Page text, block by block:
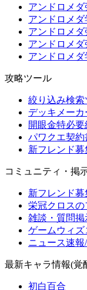
アンドロメ
アンドロメ
アンドロメ
アンドロメ
アンドロメ
攻略ツール
絞り込み検索
デッキメーカ
開眼金特必
パワクエ契
新フレンド募
コミュニティ・掲
新フレンド募
栄冠クロスの
雑談・質問掲
ゲームウィズ
ニュース速報
最新キャラ情報(覚
初白百合